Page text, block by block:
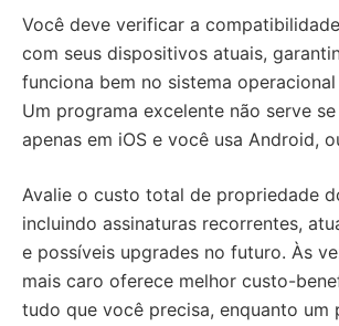
Você deve verificar a
com seus dispositivos atuais,
funciona bem no sistema
Um programa excelente não serve
apenas em iOS e você usa Android,
Avalie o custo total de propriedade
incluindo assinaturas recorrentes,
e possíveis upgrades no futuro. Às
mais caro oferece melhor custo-
tudo que você precisa, enquanto um